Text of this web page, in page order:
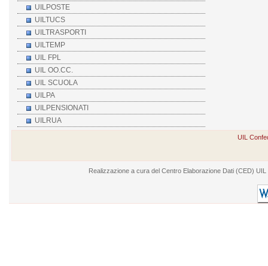
UILPOSTE
UILTUCS
UILTRASPORTI
UILTEMP
UIL FPL
UIL OO.CC.
UIL SCUOLA
UILPA
UILPENSIONATI
UILRUA
UIL
Realizzazione a cura del Centro Elaborazione Dati (CED)